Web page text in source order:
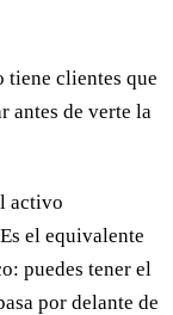
tiene clientes que
antes de verte la
activo
el equivalente
puedes tener el
por delante de